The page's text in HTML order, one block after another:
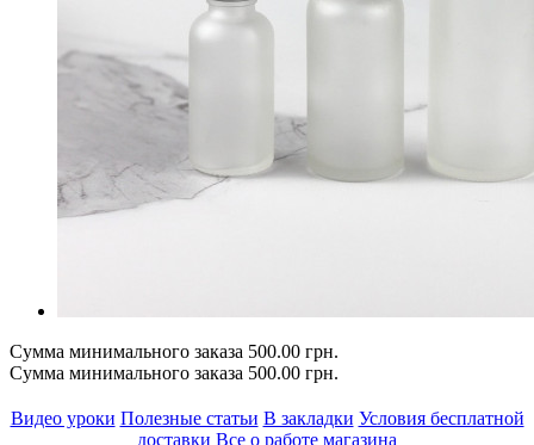
Сумма минимального заказа 500.00 грн.
Сумма минимального заказа 500.00 грн.
Видео уроки Полезные статьи В закладки Условия бесплатной
доставки Все о работе магазина